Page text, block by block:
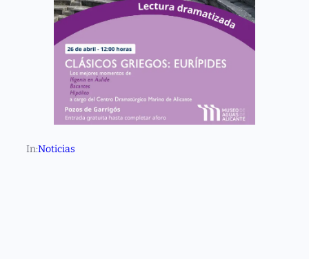
In:Noticias